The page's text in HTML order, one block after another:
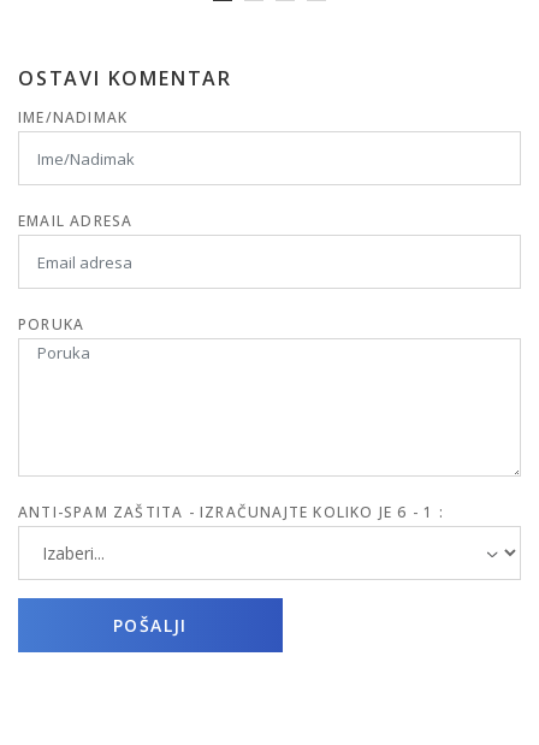
OSTAVI KOMENTAR
IME/NADIMAK
EMAIL ADRESA
PORUKA
ANTI-SPAM ZAŠTITA - IZRAČUNAJTE KOLIKO JE 6 - 1 :
POŠALJI